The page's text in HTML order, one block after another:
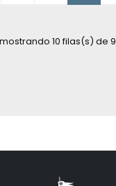
10 filas(s) de